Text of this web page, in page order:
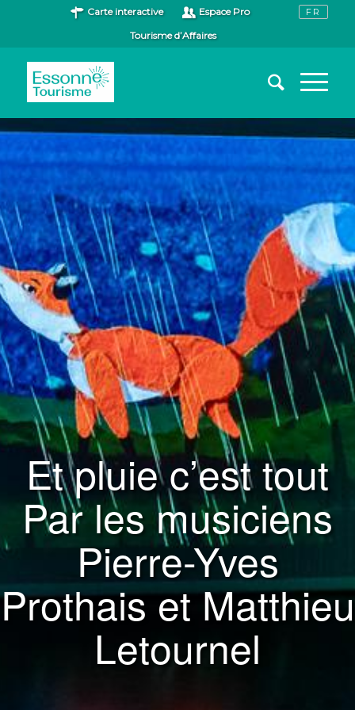
Carte interactive
Espace Pro
Tourisme d’Affaires
Et pluie c’est tout
Par les musiciens
Pierre-Yves
Prothais et Matthieu
Letournel